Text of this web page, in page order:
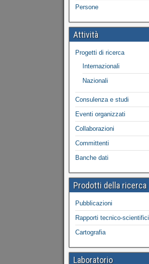
Persone
Attività
Progetti di ricerca
Internazionali
Nazionali
Consulenza e studi
Eventi organizzati
Collaborazioni
Committenti
Banche dati
Prodotti della ricerca
Pubblicazioni
Rapporti tecnico-scientifici
Cartografia
Laboratorio